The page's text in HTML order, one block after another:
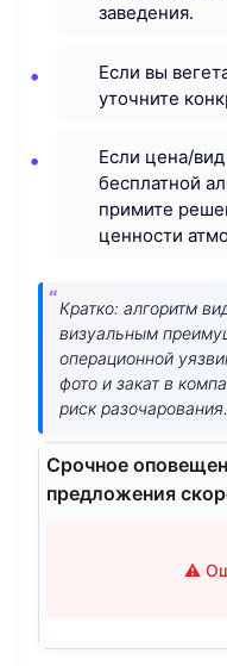
заведения.
Если вы
уточните
Если цена/
бесплатной
примите
ценности
Кратко: алгоритм
визуальным
операционной
фото и закат в
риск разочарования.
Срочное
предложения
⚠️